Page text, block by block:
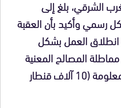
الشرقي، بلغ إلى
وأكيد بأن العقبة
العمل بشكل
المصالح المعنية
قنطار